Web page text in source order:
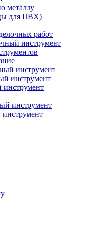
металлу
для ПВХ)
работ
инструмент
инструмент
инструмент
инструмент
инструмент